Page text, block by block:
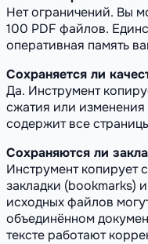
Нет ограничений. Вы
100 PDF файлов.
оперативная память
Сохраняется ли
Да. Инструмент
сжатия или изменения
содержит все
Сохраняются ли
Инструмент копирует
закладки (bookmarks)
исходных файлов
объединённом
тексте работают